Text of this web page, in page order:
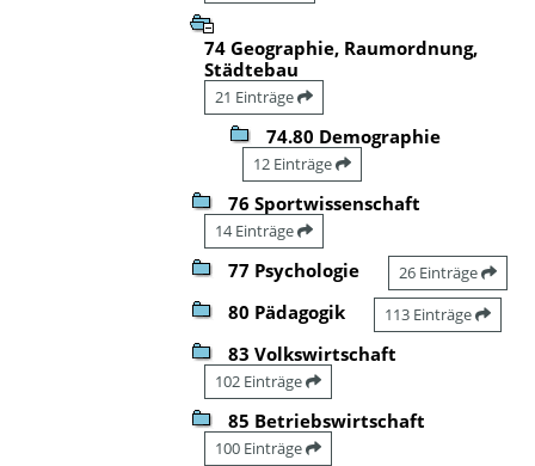
74 Geographie, Raumordnung,
Städtebau
21 Einträge
74.80 Demographie
12 Einträge
76 Sportwissenschaft
14 Einträge
77 Psychologie 26 Einträge
80 Pädagogik 113 Einträge
83 Volkswirtschaft
102 Einträge
85 Betriebswirtschaft
100 Einträge